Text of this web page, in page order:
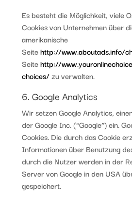
Es besteht die Möglichkeit, viele
Cookies von Unternehmen über
amerikanische
Seitehttp://www.aboutads.info/
Seitehttp://
choices/zu verwalten.
6. Google Analytics
Wir setzen Google Analytics,
der Google Inc. (“Google”) ein.
Cookies. Die durch das Cookie
Informationen über Benutzung
durch die Nutzer werden in der
Server von Google in den USA
gespeichert.